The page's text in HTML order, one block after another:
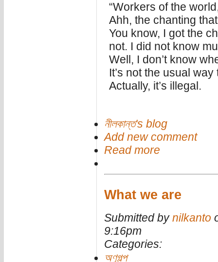
“Workers of the
Ahh, the chanting
You know, I got the
not. I did not know
Well, I don’t know
It’s not the usual
Actually, it’s illegal.
নীলকান্ত's blog
Add new comment
Read more
What we are
Submitted by nilkanto
9:16pm
Categories:
অণুগল্প